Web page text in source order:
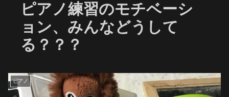
ピアノ練習のモチベーシ
ョン、みんなどうして
る？？？
ピアノ